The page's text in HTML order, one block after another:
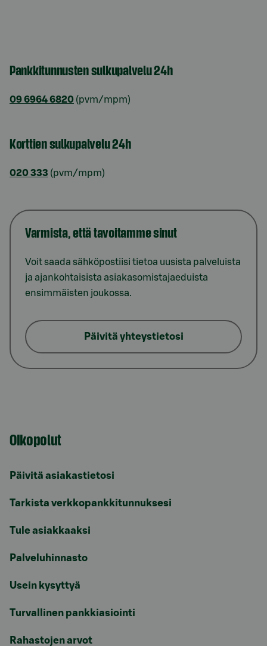
Pankkitunnusten sulkupalvelu 24h
09 6964 6820 (pvm/mpm)
Korttien sulkupalvelu 24h
020 333 (pvm/mpm)
Varmista, että tavoitamme sinut
Voit saada sähköpostiisi tietoa uusista palveluista
ja ajankohtaisista asiakasomistajaeduista
ensimmäisten joukossa.
Päivitä yhteystietosi
Oikopolut
Päivitä asiakastietosi
Tarkista verkkopankkitunnuksesi
Tule asiakkaaksi
Palveluhinnasto
Usein kysyttyä
Turvallinen pankkiasiointi
Rahastojen arvot